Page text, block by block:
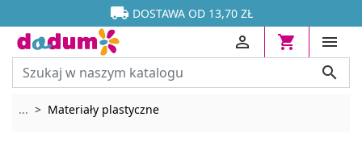

 DOSTAWA OD 13,70 ZŁ






... Rozwiń breadcrumbs
Materiały plastyczne